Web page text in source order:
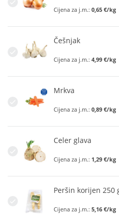
Cijena za j.m.: 0,65 €/kg
Češnjak
Cijena za j.m.: 4,99 €/kg
Mrkva
Cijena za j.m.: 0,89 €/kg
Celer glava
Cijena za j.m.: 1,29 €/kg
Peršin korijen 250
Cijena za j.m.: 5,16 €/kg